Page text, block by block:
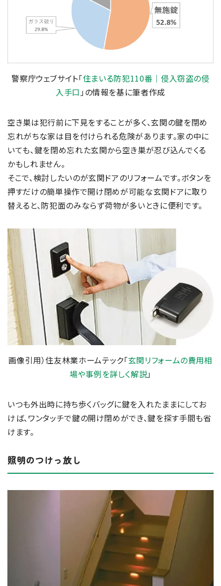
警察庁ウェブサイト「住まいる防犯110番｜侵入窃盗の侵
入手口 」の情報を基に筆者作成
空き巣は犯行前に下見をすることが多く、玄関の鍵を閉め
忘れがちな家は目を付けられる危険があります。家の中に
いても、鍵を閉め忘れた玄関から空き巣が忍び込んでくる
かもしれません。
そこで、検討したいのが玄関ドアのリフォームです。ボタンを
押すだけの簡単操作で開け閉めが可能な玄関ドアに取り
替えると、防犯面のみならず荷物が多いときに便利です。
画像引用）住友林業ホームテック「玄関リフォームの費用相
場や事例を詳しく解説」
いつも外出時に持ち歩くバッグに鍵を入れたままにしてお
けば、ワンタッチで鍵の開け閉めができ、鍵を探す手間も省
けます。
照明のつけっ放し